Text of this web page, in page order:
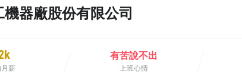
器廠股份有限公司
薪
有苦說不出
上班心情